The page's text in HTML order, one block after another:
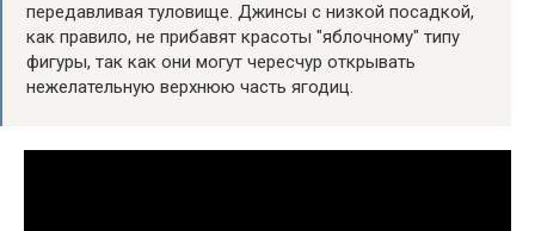
передавливая туловище. Джинсы с низкой посадкой,
как правило, не прибавят красоты "яблочному" типу
фигуры, так как они могут чересчур открывать
нежелательную верхнюю часть ягодиц.